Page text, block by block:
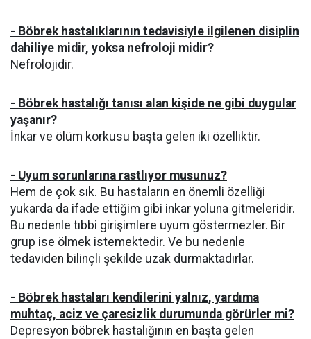
- Böbrek hastalıklarının tedavisiyle ilgilenen disiplin
dahiliye midir, yoksa nefroloji midir?
Nefrolojidir.
- Böbrek hastalığı tanısı alan kişide ne gibi duygular
yaşanır?
İnkar ve ölüm korkusu başta gelen iki özelliktir.
- Uyum sorunlarına rastlıyor musunuz?
Hem de çok sık. Bu hastaların en önemli özelliği
yukarda da ifade ettiğim gibi inkar yoluna gitmeleridir.
Bu nedenle tıbbi girişimlere uyum göstermezler. Bir
grup ise ölmek istemektedir. Ve bu nedenle
tedaviden bilinçli şekilde uzak durmaktadırlar.
- Böbrek hastaları kendilerini yalnız, yardıma
muhtaç, aciz ve çaresizlik durumunda görürler mi?
Depresyon böbrek hastalığının en başta gelen